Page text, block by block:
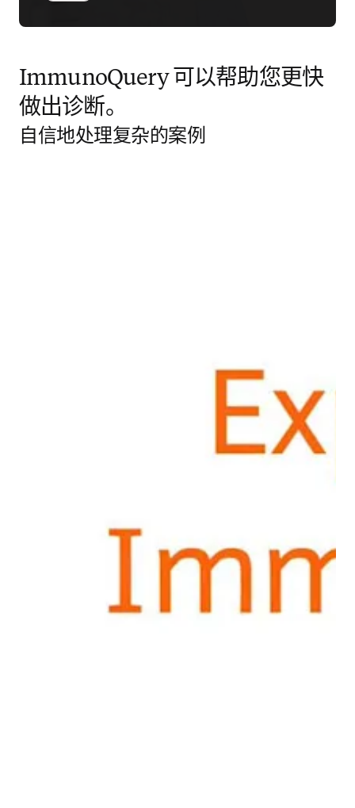
ImmunoQuery 可以帮助您更快
做出诊断。
自信地处理复杂的案例